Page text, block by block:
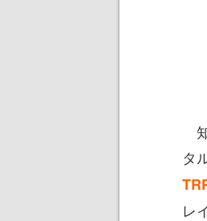
タ
レ